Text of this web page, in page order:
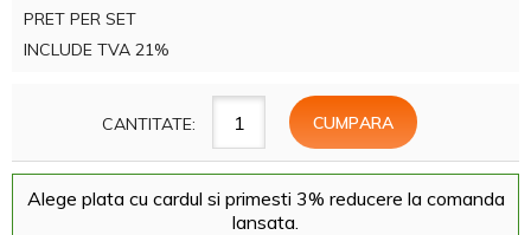
PRET PER SET
INCLUDE TVA 21%
CANTITATE:
Alege plata cu cardul si primesti 3% reducere la comanda
lansata.